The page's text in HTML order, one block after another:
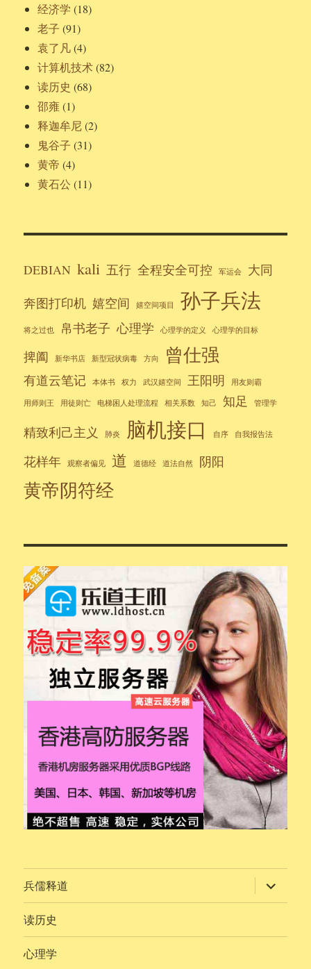
经济学 (18)
老子 (91)
袁了凡(4)
计算机技术(82)
读历史 (68)
邵雍 (1)
释迦牟尼(2)
鬼谷子 (31)
黄帝 (4)
黄石公 (11)
DEBIAN kali 五行 全程安全可控 军运会
大同
奔图打印机 嬉空间 嬉空间项目 孙子兵法
将之过也 帛书老子 心理学 心理学的定义 心理学的目标
捭阖 新华书店 新型冠状病毒 方向 曾仕强
有道云笔记 本体书 权力 武汉嬉空间 王阳明 用友则霸
用师则王 用徒则亡 电梯困人处理流程 相关系数 知己 知足 管理学
精致利己主义 肺炎 脑机接口 自序 自我报告法
花样年 观察者偏见 道 道德经 道法自然 阴阳
黄帝阴符经
兵儒释道 展
开
子
读历史
心理学